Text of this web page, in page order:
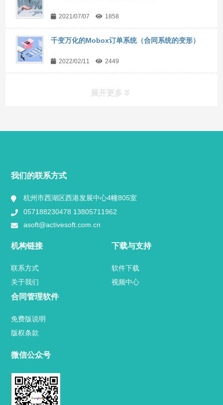
2021/07/07 1858
千变万化的Mobox订单系统（合同系统的变形）
2022/02/11 2449
展开更多
用户案例
业内新闻
官方博客
关于我们
联系方式
热门标签 TAG
机构链接
我们的联系方式
杭州市西湖区西港发展中心4幢805室
057188230478 13805711962
asoft@activesoft.com.cn
机构链接
联系方式
关于我们
下载与支持
软件下载
视频中心
合同管理软件
免费版说明
版权条款
微信公众号